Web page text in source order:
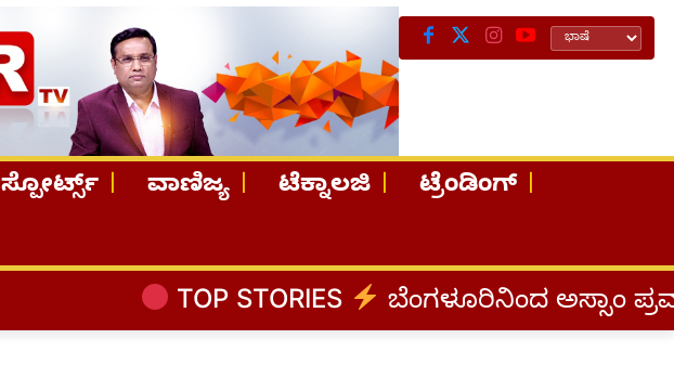
ಸ್ಪೋರ್ಟ್ಸ್ ವಾಣಿಜ್ಯ ಟೆಕ್ನಾಲಜಿ
ಟ್ರೆಂಡಿಂಗ್
TOP STORIES ಬೆಂಗಳೂರಿನಿಂದ ಅಸ್ಸಾಂ ಪ್ರವಾಹ